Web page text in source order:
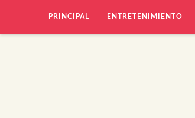
PRINCIPAL ENTRETENIMIENTO